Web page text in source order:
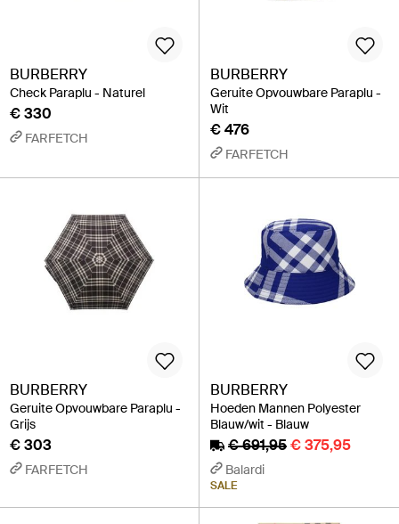
BURBERRY
Check Paraplu - Naturel
€ 330
FARFETCH
BURBERRY
Geruite Opvouwbare Paraplu -
Wit
€ 476
FARFETCH
BURBERRY
Geruite Opvouwbare Paraplu -
Grijs
€ 303
FARFETCH
BURBERRY
Hoeden Mannen Polyester
Blauw/wit - Blauw
€ 691,95€ 375,95
Balardi
SALE